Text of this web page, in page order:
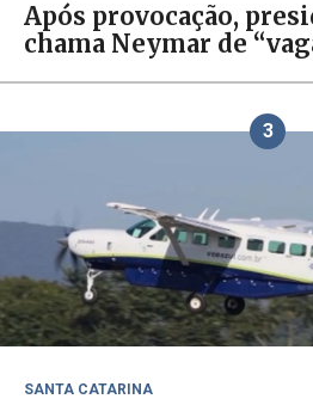
Após provocação,
chama Neymar de
3
SANTA CATARINA